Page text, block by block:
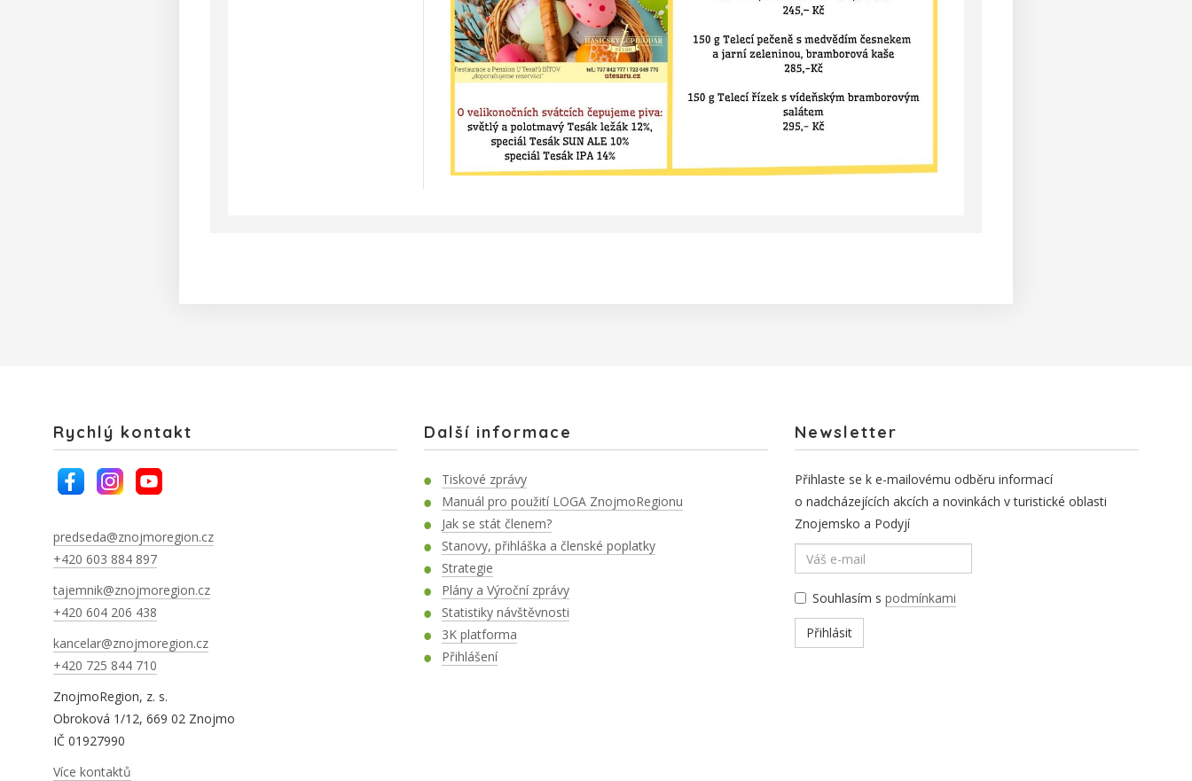
Rychlý kontakt
predseda@znojmoregion.cz
+420 603 884 897
tajemnik@znojmoregion.cz
+420 604 206 438
kancelar@znojmoregion.cz
+420 725 844 710
ZnojmoRegion, z. s.
Obroková 1/12, 669 02 Znojmo
IČ 01927990
Více kontaktů
Další informace
Tiskové zprávy
Manuál pro použití LOGA ZnojmoRegionu
Jak se stát členem?
Stanovy, přihláška a členské poplatky
Strategie
Plány a Výroční zprávy
Statistiky návštěvnosti
3K platforma
Přihlášení
Newsletter
Přihlaste se k e-mailovému odběru informací
o nadcházejících akcích a novinkách v turistické oblasti
Znojemsko a Podyjí
Souhlasím s podmínkami
Přihlásit